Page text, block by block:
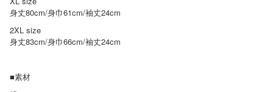
身丈80cm/身巾61cm/袖丈24cm
2XL size
身丈83cm/身巾66cm/袖丈24cm
■素材